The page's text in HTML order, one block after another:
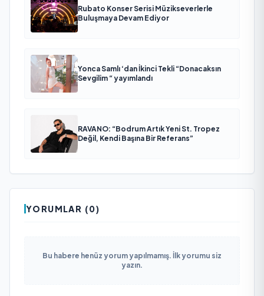
Rubato Konser Serisi Müzikseverlerle
Buluşmaya Devam Ediyor
Yonca Samlı ‘dan İkinci Tekli “Donacaksın
Sevgilim “ yayımlandı
RAVANO: “Bodrum Artık Yeni St. Tropez
Değil, Kendi Başına Bir Referans”
YORUMLAR (0)
Bu habere henüz yorum yapılmamış. İlk yorumu siz
yazın.